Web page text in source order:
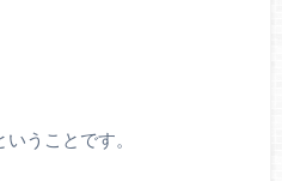
うことです。